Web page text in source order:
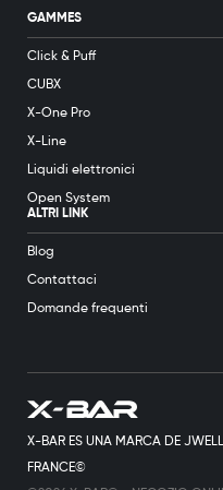
X-BAR ES UNA MARCA DE JWELL
FRANCE©
GAMMES
Click & Puff
CUBX
X-One Pro
X-Line
Liquidi elettronici
Open System
ALTRI LINK
Blog
Contattaci
Domande frequenti